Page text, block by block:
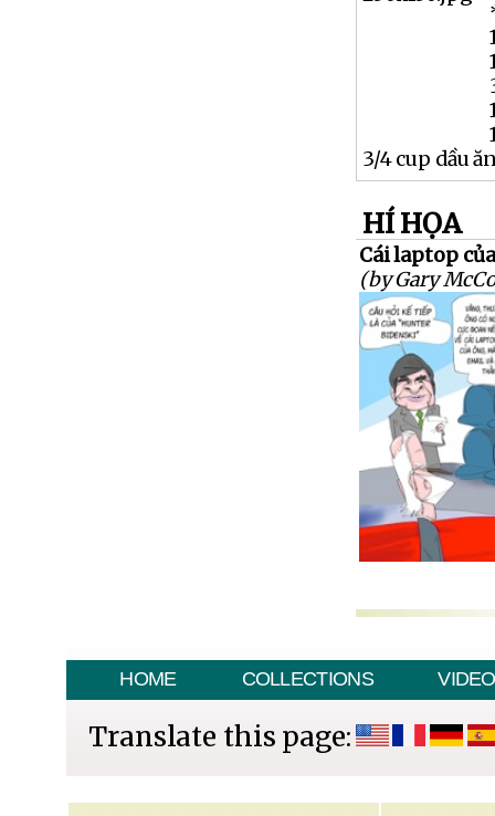
3/4 cup dầu
HÍ HỌA
Cái laptop
(by Gary
HOME COLLECTIONS VIDEO
Translate this page: